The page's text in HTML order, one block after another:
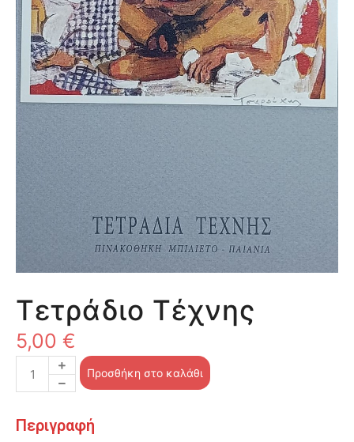
Τετράδιο Τέχνης
5,00 €
Προσθήκη στο καλάθι
Περιγραφή